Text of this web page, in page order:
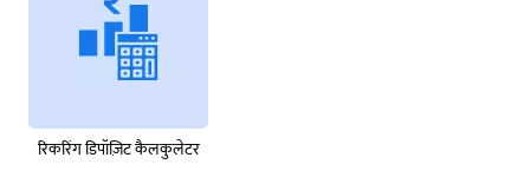
रिकरिंग डिपॉज़िट कैलकुलेटर